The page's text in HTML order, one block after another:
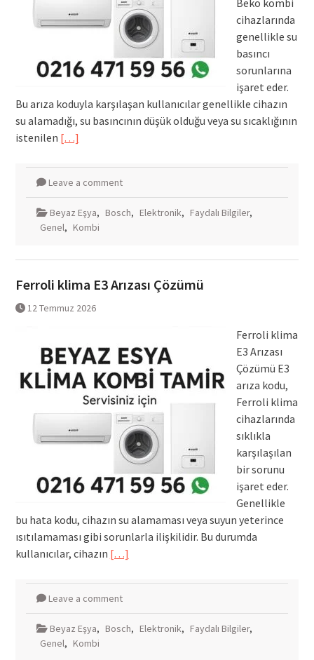
Beko kombi
cihazlarında
genellikle su
basıncı
sorunlarına
işaret eder.
Bu arıza koduyla karşılaşan kullanıcılar genellikle cihazın
su alamadığı, su basıncının düşük olduğu veya su sıcaklığının
istenilen […]
Leave a comment
Beyaz Eşya, Bosch, Elektronik, Faydalı Bilgiler,
Genel, Kombi
Ferroli klima E3 Arızası Çözümü
12 Temmuz 2026
Ferroli klima
E3 Arızası
Çözümü E3
arıza kodu,
Ferroli klima
cihazlarında
sıklıkla
karşılaşılan
bir sorunu
işaret eder.
Genellikle
bu hata kodu, cihazın su alamaması veya suyun yeterince
ısıtılamaması gibi sorunlarla ilişkilidir. Bu durumda
kullanıcılar, cihazın […]
Leave a comment
Beyaz Eşya, Bosch, Elektronik, Faydalı Bilgiler,
Genel, Kombi